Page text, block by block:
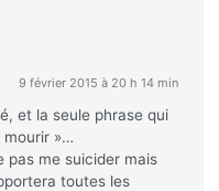
9 février 2015 à 20 h 14 min
et la seule phrase qui
mourir »…
pas me suicider mais
toutes les